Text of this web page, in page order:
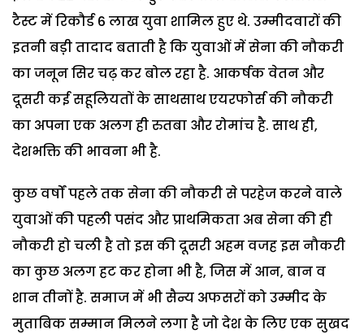
टैस्ट में रिकौर्ड 6 लाख युवा शामिल हुए थे. उम्मीदवारों की
इतनी बड़़ी तादाद बताती है कि युवाओं में सेना की नौकरी
का जनून सिर चढ़ कर बोल रहा है. आकर्षक वेतन और
दूसरी कई सहूलियतों के साथसाथ एयरफोर्स की नौकरी
का अपना एक अलग ही रुतबा और रोमांच है. साथ ही,
देशभक्ति की भावना भी है.
कुछ वर्षों पहले तक सेना की नौकरी से परहेज करने वाले
युवाओं की पहली पसंद और प्राथमिकता अब सेना की ही
नौकरी हो चली है तो इस की दूसरी अहम वजह इस नौकरी
का कुछ अलग हट कर होना भी है, जिस में आन, बान व
शान तीनों है. समाज में भी सैन्य अफसरों को उम्मीद के
मुताबिक सम्मान मिलने लगा है जो देश के लिए एक सुखद